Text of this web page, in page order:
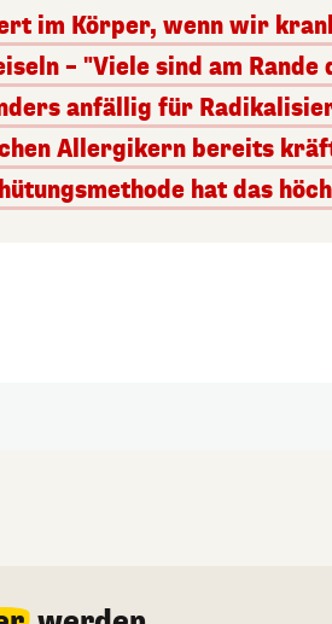
im Körper, wenn wir
– "Viele sind am Rande
anfällig für
Allergikern bereits
hat das